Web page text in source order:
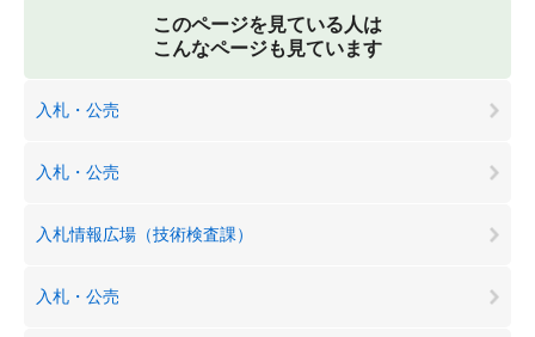
このページを見ている人は
こんなページも見ています
入札・公売
入札・公売
入札情報広場（技術検査課）
入札・公売